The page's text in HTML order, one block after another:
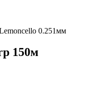
0.251мм
150м